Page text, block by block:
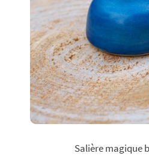
Salière magique